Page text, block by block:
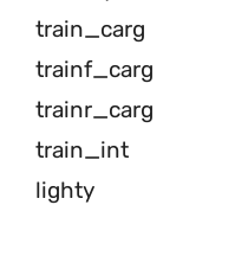
train_carg
trainf_carg
trainr_carg
train_int
lighty